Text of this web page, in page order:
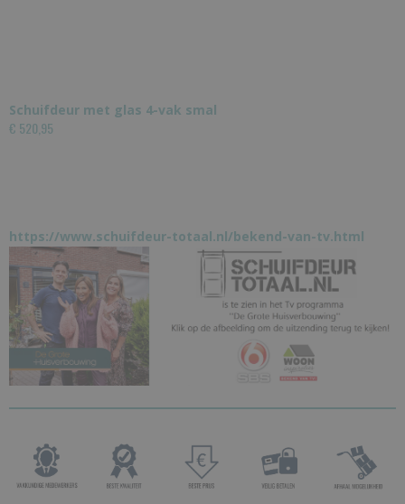
Schuifdeur met glas 4-vak smal
€ 520,95
https://www.schuifdeur-totaal.nl/bekend-van-tv.html